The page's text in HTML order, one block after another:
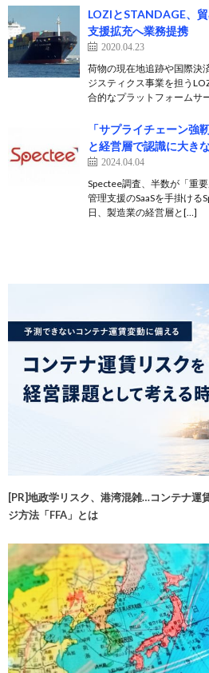
LOZIとSTANDAGE、
支援拡充へ業務提携
2020.04.23
荷物の現在地追跡や国際決
ジスティクス事業を担う
合的なプラットフォームサ
「サプライチェーン強
と経営層で認識に大き
2024.04.04
Spectee調査、半数が「重
管理支援のSaaSを手掛ける
日、​​製造業の経営層と[…]
[PR]地政学リスク、港湾混雑…コンテナ運
ジ方法「FFA」とは